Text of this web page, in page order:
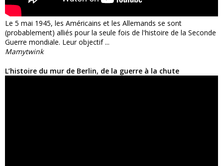
Le 5 mai 1945, les Américains et les Allemands se sont
(probablement) alliés pour la seule fois de l'histoire de la Seconde
Guerre mondiale. Leur objectif ...
Mamytwink
L’histoire du mur de Berlin, de la guerre à la chute